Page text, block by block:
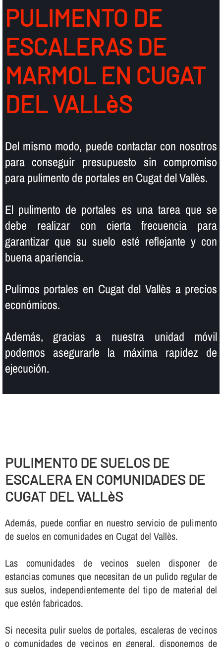
PULIMENTO DE
ESCALERAS DE
MARMOL EN CUGAT
DEL VALLèS
Del mismo modo, puede contactar con nosotros
para conseguir presupuesto sin compromiso
para pulimento de portales en Cugat del Vallès.
El pulimento de portales es una tarea que se
debe realizar con cierta frecuencia para
garantizar que su suelo esté reflejante y con
buena apariencia.
Pulimos portales en Cugat del Vallès a precios
económicos.
Además, gracias a nuestra unidad móvil
podemos asegurarle la máxima rapidez de
ejecución.
PULIMENTO DE SUELOS DE
ESCALERA EN COMUNIDADES DE
CUGAT DEL VALLèS
Además, puede confiar en nuestro servicio de pulimento
de suelos en comunidades en Cugat del Vallès.
Las comunidades de vecinos suelen disponer de
estancias comunes que necesitan de un pulido regular de
sus suelos, independientemente del tipo de material del
que estén fabricados.
Si necesita pulir suelos de portales, escaleras de vecinos
o comunidades de vecinos en general, disponemos de